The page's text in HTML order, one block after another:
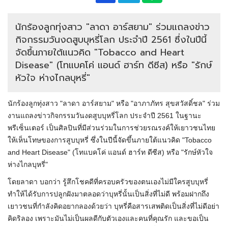
นักร้องลูกทุ่งสาว "ลาดา อาร์สยาม" ร่วมแถลงข่าว
กิจกรรมวันงดสูบบุหรี่โลก ประจำปี 2561 ซึ่งในปีนี้
จัดขึ้นภายใต้แนวคิด "Tobacco and Heart
Disease" (โทแบคโค่ แอนด์ ฮาร์ท ดีซีส) หรือ "รักษ์
หัวใจ ห่างไกลบุหรี่"
นักร้องลูกทุ่งสาว "ลาดา อาร์สยาม" หรือ "อาภาภัทร สุขสวัสดิ์ชล" ร่วม
งานแถลงข่าวกิจกรรมวันงดสูบบุหรี่โลก ประจำปี 2561 ในฐานะ
พรีเซ็นเตอร์ เป็นศิลปินที่มีส่วนร่วมในการช่วยรณรงค์ให้เยาวชนไทย
ให้เห็นโทษของการสูบบุหรี่ ซึ่งในปีนี้จัดขึ้นภายใต้แนวคิด "Tobacco
and Heart Disease" (โทแบคโค่ แอนด์ ฮาร์ท ดีซีส) หรือ "รักษ์หัวใจ
ห่างไกลบุหรี่"
โดยลาดา บอกว่า รู้สึกโชคดีที่ครอบครัวของตนเองไม่มีใครสูบบุหรี่
ทำให้ได้รับการปลูกฝังมาตลอดว่าบุหรี่นั้นเป็นสิ่งที่ไม่ดี พร้อมฝากถึง
เยาวชนที่กำลังคิดอยากลองด้วยว่า บุหรี่คือสารเสพติดเป็นสิ่งที่ไม่ดีอย่า
คิดริลอง เพราะมันไม่เป็นผลดีกับตัวเองและคนที่คุณรัก และขอเป็น